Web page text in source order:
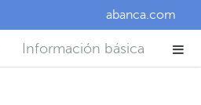
abanca.com
Información básica